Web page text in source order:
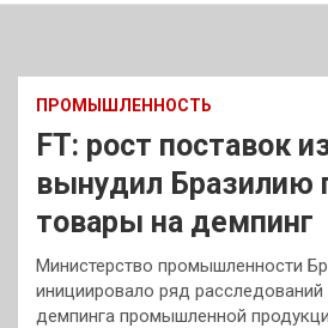
ПРОМЫШЛЕННОСТЬ
FT: рост поставок
вынудил Бразилию
товары на демпинг
Министерство промышленности
инициировало ряд
демпинга промышленной